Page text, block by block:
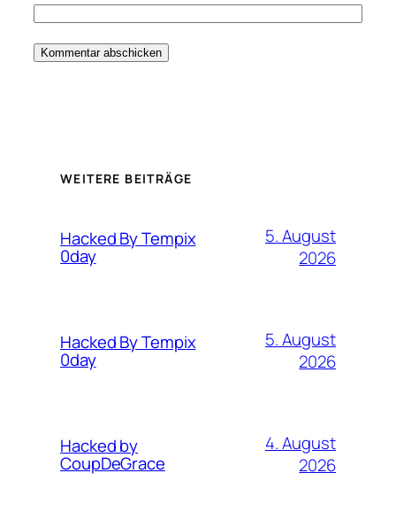
WEITERE BEITRÄGE
Hacked By Tempix
0day
5. August
2026
Hacked By Tempix
0day
5. August
2026
Hacked by
CoupDeGrace
4. August
2026